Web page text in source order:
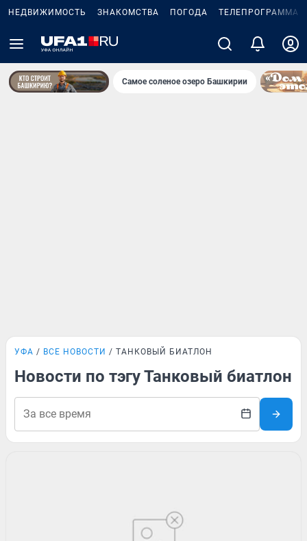
НЕДВИЖИМОСТЬ ЗНАКОМСТВА ПОГОДА ТЕЛЕПРОГРАММА
Самое соленое озеро Башкирии
УФА ВСЕ НОВОСТИ ТАНКОВЫЙ БИАТЛОН
Новости по тэгу Танковый биатлон